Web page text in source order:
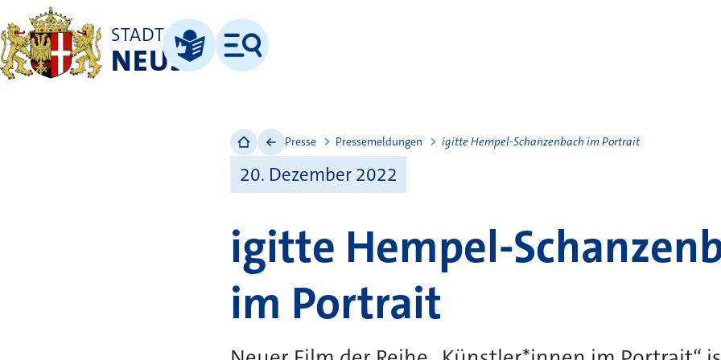
STADT
NEUSSLeichte Sprache
Menü
Presse Pressemeldungen igitte Hempel-Schanzenbach im Portrait
20. Dezember 2022
igitte Hempel-
im Portrait